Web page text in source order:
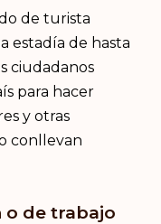
de turista
estadía de hasta
ciudadanos
para hacer
y otras
conllevan
o de trabajo